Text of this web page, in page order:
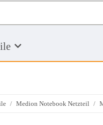
Medion Notebook Netzteil